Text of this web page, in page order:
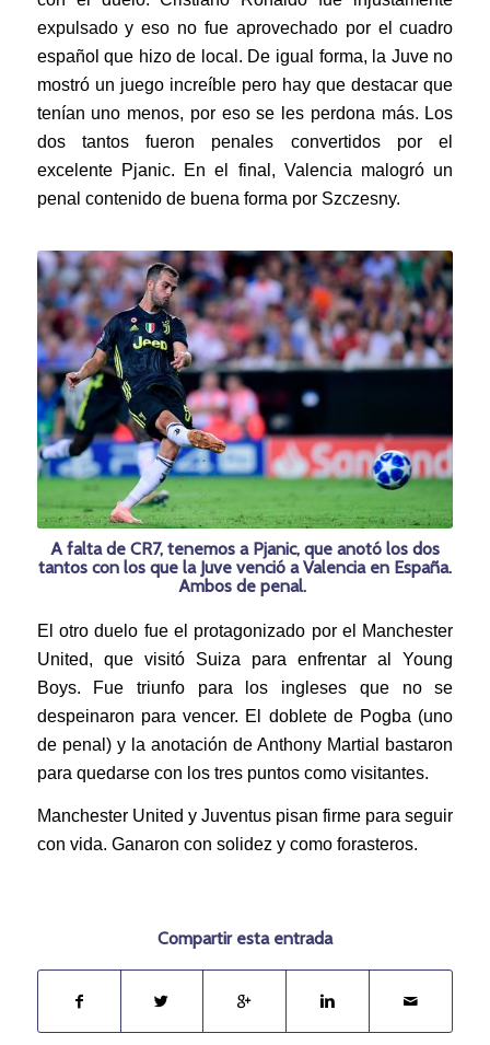
expulsado y eso no fue aprovechado por el cuadro
español que hizo de local. De igual forma, la Juve no
mostró un juego increíble pero hay que destacar que
tenían uno menos, por eso se les perdona más. Los
dos tantos fueron penales convertidos por el
excelente Pjanic. En el final, Valencia malogró un
penal contenido de buena forma por Szczesny.
A falta de CR7, tenemos a Pjanic, que anotó los dos
tantos con los que la Juve venció a Valencia en España.
Ambos de penal.
El otro duelo fue el protagonizado por el Manchester
United, que visitó Suiza para enfrentar al Young
Boys. Fue triunfo para los ingleses que no se
despeinaron para vencer. El doblete de Pogba (uno
de penal) y la anotación de Anthony Martial bastaron
para quedarse con los tres puntos como visitantes.
Manchester United y Juventus pisan firme para seguir
con vida. Ganaron con solidez y como forasteros.
Compartir esta entrada